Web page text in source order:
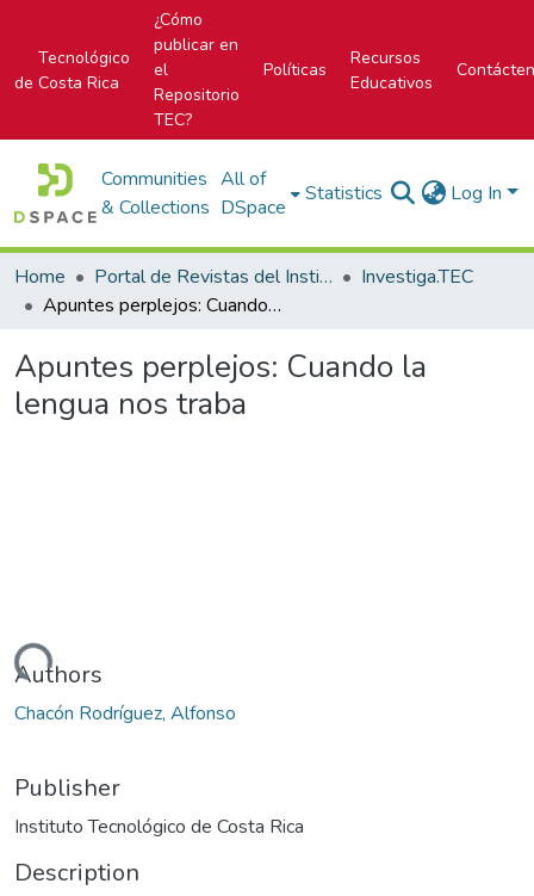
Tecnológico
de Costa Rica
¿Cómo
publicar en
el
Repositorio
TEC?
Políticas
Recursos
Educativos
Communities
& Collections
All of
DSpace
Statistics Log In
Home Portal de Revistas del Instituto Tecnológico de Costa Rica
Investiga.TEC
Apuntes perplejos: Cuando la lengua nos traba
Apuntes perplejos: Cuando la
lengua nos traba
Authors
Chacón Rodríguez, Alfonso
Publisher
Instituto Tecnológico de Costa Rica
Description